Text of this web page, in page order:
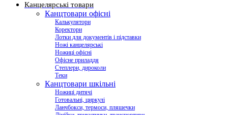
Канцелярські товари
Канцтовари офісні
Калькулятори
Коректори
Лотки для документів і підставки
Ножі канцелярські
Ножиці офісні
Офісне приладдя
Степлери, дироколи
Теки
Канцтовари шкільні
Ножиці дитячі
Готовальні, циркулі
Ланчбокси, термоси, пляшечки